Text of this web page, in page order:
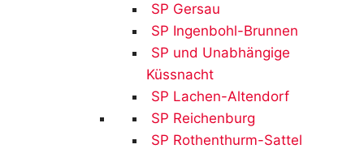
SP Gersau
SP Ingenbohl-Brunnen
SP und Unabhängige
Küssnacht
SP Lachen-Altendorf
SP Reichenburg
SP Rothenthurm-Sattel